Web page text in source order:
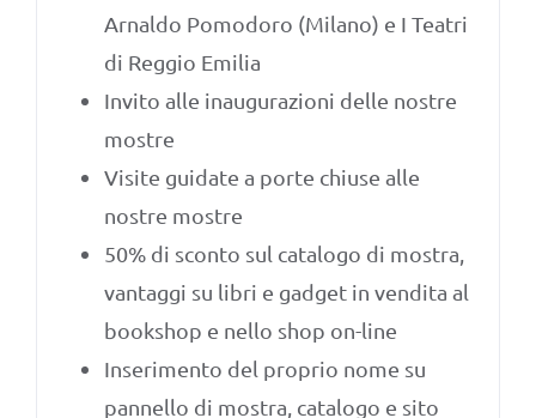
Arnaldo Pomodoro (Milano) e I Teatri
di Reggio Emilia
Invito alle inaugurazioni delle nostre
mostre
Visite guidate a porte chiuse alle
nostre mostre
50% di sconto sul catalogo di mostra,
vantaggi su libri e gadget in vendita al
bookshop e nello shop on-line
Inserimento del proprio nome su
pannello di mostra, catalogo e sito